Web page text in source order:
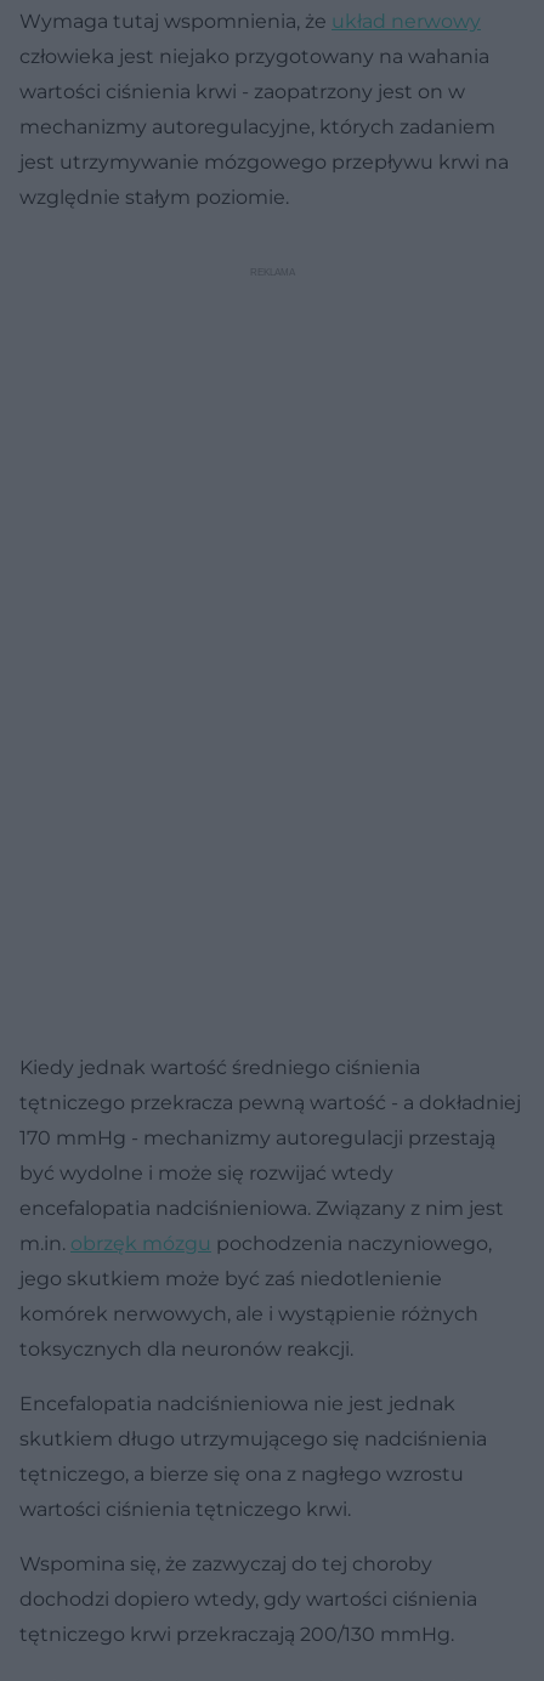
Wymaga tutaj wspomnienia, że układ nerwowy
człowieka jest niejako przygotowany na wahania
wartości ciśnienia krwi - zaopatrzony jest on w
mechanizmy autoregulacyjne, których zadaniem
jest utrzymywanie mózgowego przepływu krwi na
względnie stałym poziomie.
Kiedy jednak wartość średniego ciśnienia
tętniczego przekracza pewną wartość - a dokładniej
170 mmHg - mechanizmy autoregulacji przestają
być wydolne i może się rozwijać wtedy
encefalopatia nadciśnieniowa. Związany z nim jest
m.in. obrzęk mózgu pochodzenia naczyniowego,
jego skutkiem może być zaś niedotlenienie
komórek nerwowych, ale i wystąpienie różnych
toksycznych dla neuronów reakcji.
Encefalopatia nadciśnieniowa nie jest jednak
skutkiem długo utrzymującego się nadciśnienia
tętniczego, a bierze się ona z nagłego wzrostu
wartości ciśnienia tętniczego krwi.
Wspomina się, że zazwyczaj do tej choroby
dochodzi dopiero wtedy, gdy wartości ciśnienia
tętniczego krwi przekraczają 200/130 mmHg.